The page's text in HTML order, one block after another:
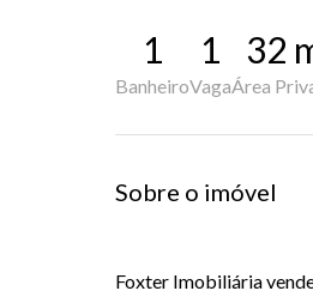
1
Banheiro
1
Vaga
32
Área
Sobre o imóvel
Foxter Imobiliária